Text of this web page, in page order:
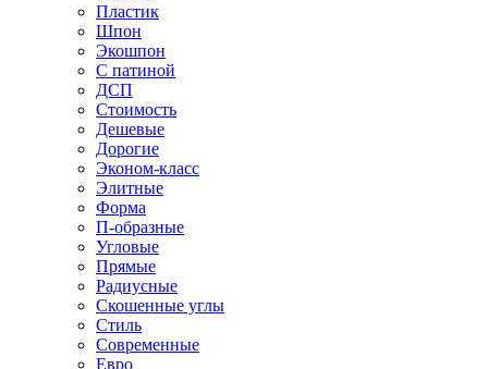
Пластик
Шпон
Экошпон
С патиной
ДСП
Стоимость
Дешевые
Дорогие
Эконом-класс
Элитные
Форма
П-образные
Угловые
Прямые
Радиусные
Скошенные углы
Стиль
Современные
Евро